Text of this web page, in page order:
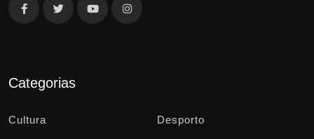
Categorias
Cultura Desporto